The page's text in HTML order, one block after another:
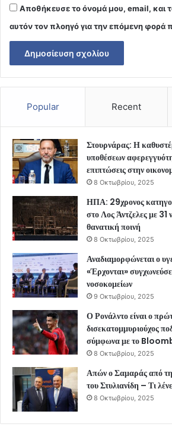
Αποθήκευσε το όνομά μου, email, και
αυτόν τον πλοηγό για την επόμενη φορά
Popular Recent
Στουρνάρας: Η
υποθέσεων
επιπτώσεις στην
8 Οκτωβρίου, 2025
ΗΠΑ: 29χρονος
στο Λος Άντζελες με
θανατική ποινή
8 Οκτωβρίου, 2025
Αναδιαμορφώνεται ο
«Έρχονται»
νοσοκομείων
9 Οκτωβρίου, 2025
Ο Ρονάλντο είναι ο
δισεκατομμυριούχος
σύμφωνα με το
8 Οκτωβρίου, 2025
Απών ο Σαμαράς από
του Στυλιανίδη – Τι
8 Οκτωβρίου, 2025